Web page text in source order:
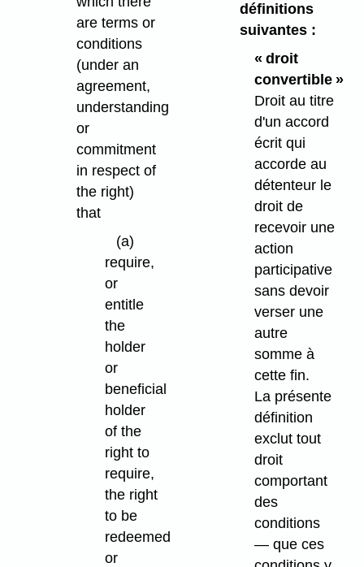
are terms or
conditions
(under an
agreement,
understanding
or
commitment
in respect of
the right)
that
(a)
require,
or
entitle
the
holder
or
beneficial
holder
of the
right to
require,
the right
to be
redeemed
or
définitions
suivantes :
« droit
convertible »
Droit au titre
d'un accord
écrit qui
accorde au
détenteur le
droit de
recevoir une
action
participative
sans devoir
verser une
autre
somme à
cette fin.
La présente
définition
exclut tout
droit
comportant
des
conditions
— que ces